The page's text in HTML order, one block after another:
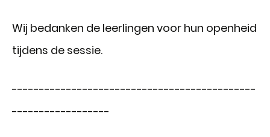
Wij bedanken de leerlingen voor hun openheid
tijdens de sessie.
---------------------------------------------
------------------